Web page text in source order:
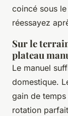
coincé sous
réessayez
Sur le
plateau
Le manuel
domestique.
gain de
rotation